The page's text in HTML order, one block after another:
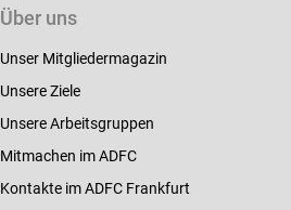
Über uns
Unser Mitgliedermagazin
Unsere Ziele
Unsere Arbeitsgruppen
Mitmachen im ADFC
Kontakte im ADFC Frankfurt